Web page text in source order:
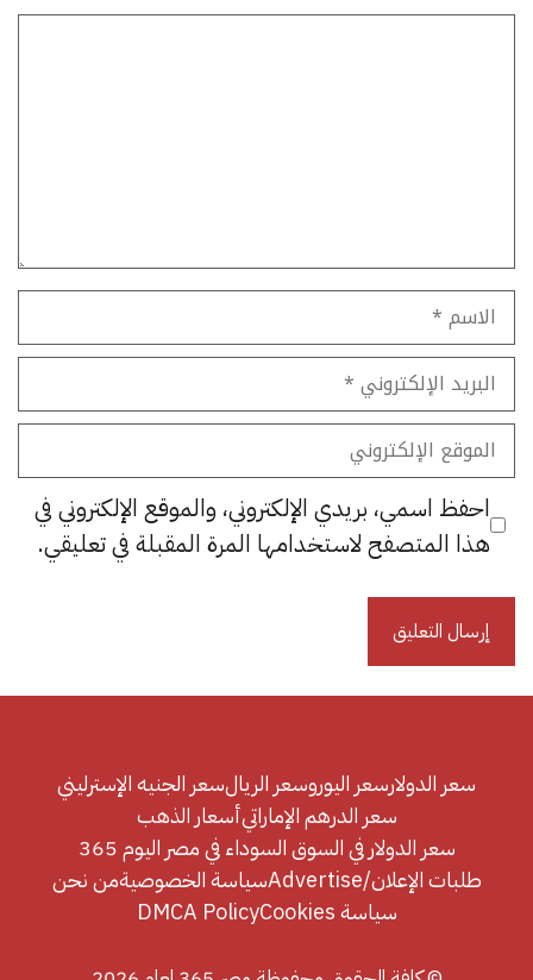
الاسم
البريد
الإلكتروني
الموقع
الإلكتروني
احفظ اسمي، بريدي الإلكتروني، والموقع الإلكتروني في
هذا المتصفح لاستخدامها المرة المقبلة في تعليقي.
سعر الدولارسعر اليوروسعر الريالسعر الجنيه الإسترليني
سعر الدرهم الإماراتيأسعار الذهب
سعر الدولار في السوق السوداء في مصر اليوم 365
طلبات الإعلان/Advertise
سياسة الخصوصيةمن نحن
سياسة Cookies
DMCA Policy